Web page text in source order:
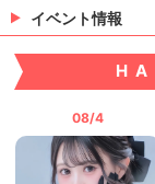
一ノ瀬
🍽️
この日
イベント情報
08/4